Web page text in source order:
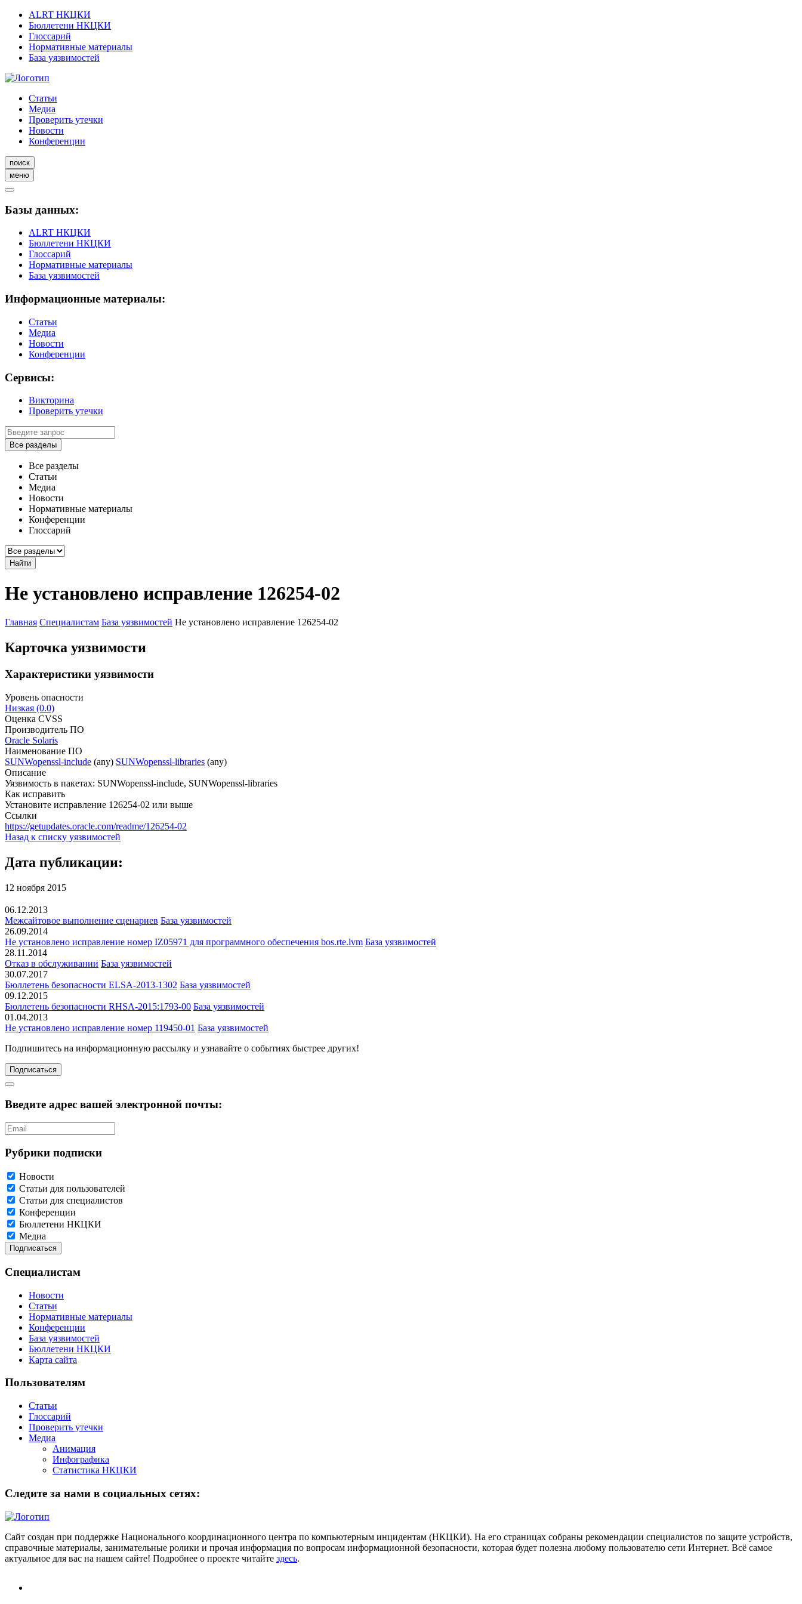
ALRT НКЦКИ
Бюллетени НКЦКИ
Глоссарий
Нормативные материалы
База уязвимостей
Статьи
Медиа
Проверить утечки
Новости
Конференции
поиск
меню
Базы данных:
ALRT НКЦКИ
Бюллетени НКЦКИ
Глоссарий
Нормативные материалы
База уязвимостей
Информационные материалы:
Статьи
Медиа
Новости
Конференции
Сервисы:
Викторина
Проверить утечки
Все разделы
Все разделы
Статьи
Медиа
Новости
Нормативные материалы
Конференции
Глоссарий
Найти
Не установлено исправление 126254-02
Главная Специалистам База уязвимостей Не установлено исправление 126254-02
Карточка уязвимости
Характеристики уязвимости
Уровень опасности
Низкая (0.0)
Оценка CVSS
Производитель ПО
Oracle Solaris
Наименование ПО
SUNWopenssl-include (any) SUNWopenssl-libraries (any)
Описание
Уязвимость в пакетах: SUNWopenssl-include, SUNWopenssl-libraries
Как исправить
Установите исправление 126254-02 или выше
Ссылки
https://getupdates.oracle.com/readme/126254-02
Назад к списку уязвимостей
Дата публикации:
12 ноября 2015
06.12.2013
Межсайтовое выполнение сценариев База уязвимостей
26.09.2014
Не установлено исправление номер IZ05971 для программного обеспечения bos.rte.lvm База уязвимостей
28.11.2014
Отказ в обслуживании База уязвимостей
30.07.2017
Бюллетень безопасности ELSA-2013-1302 База уязвимостей
09.12.2015
Бюллетень безопасности RHSA-2015:1793-00 База уязвимостей
01.04.2013
Не установлено исправление номер 119450-01 База уязвимостей
Подпишитесь на информационную рассылку и узнавайте о событиях быстрее других!
Подписаться
Введите адрес вашей электронной почты:
Рубрики подписки
Новости
Статьи для пользователей
Статьи для специалистов
Конференции
Бюллетени НКЦКИ
Медиа
Специалистам
Новости
Статьи
Нормативные материалы
Конференции
База уязвимостей
Бюллетени НКЦКИ
Карта сайта
Пользователям
Статьи
Глоссарий
Проверить утечки
Медиа
Анимация
Инфографика
Статистика НКЦКИ
Следите за нами в социальных сетях:
Сайт создан при поддержке Национального координационного центра по компьютерным инцидентам (НКЦКИ). На его страницах собраны рекомендации специалистов по защите устройств,
справочные материалы, занимательные ролики и прочая информация по вопросам информационной безопасности, которая будет полезна любому пользователю сети Интернет. Всё самое
актуальное для вас на нашем сайте! Подробнее о проекте читайте здесь.